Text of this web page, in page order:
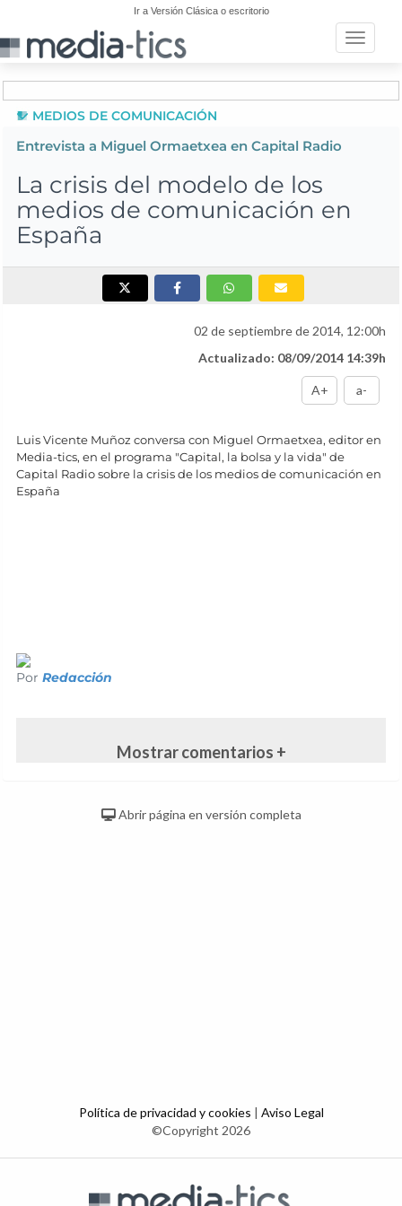
Ir a Versión Clásica o escritorio
Toggle
MEDIOS DE COMUNICACIÓN
Entrevista a Miguel Ormaetxea en Capital Radio
La crisis del modelo de los
medios de comunicación en
España
02 de septiembre de 2014, 12:00h
Actualizado: 08/09/2014 14:39h
A+ a-
Luis Vicente Muñoz conversa con Miguel Ormaetxea, editor en
Media-tics, en el programa "Capital, la bolsa y la vida" de
Capital Radio sobre la crisis de los medios de comunicación en
España
Por Redacción
Mostrar comentarios +
Abrir página en versión completa
Política de privacidad y cookies | Aviso Legal
©Copyright 2026